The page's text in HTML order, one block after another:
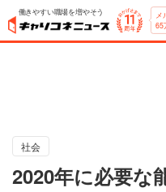
働きやすい職場を増やそう
65
社会
2020年に必要な